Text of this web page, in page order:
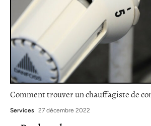
Comment trouver un chauffagiste de
Services 27 décembre 2022